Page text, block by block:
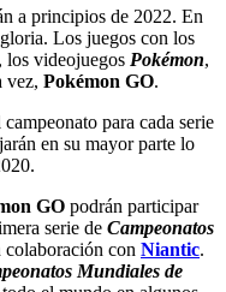
a principios de 2022. En
Los juegos con los
, los videojuegos Pokémon,
vez, Pokémon GO.
para cada serie
en su mayor parte lo
GO podrán participar
serie de Campeonatos
colaboración con Niantic.
Mundiales de